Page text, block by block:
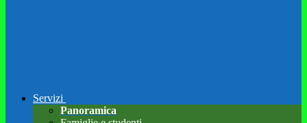
Servizi
Panoramica